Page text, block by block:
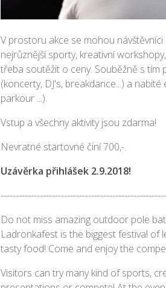
V prostoru akce se mohou
nejrůznější sporty, kreativní
třeba soutěžit o ceny. Souběžně s
(koncerty, DJ's, breakdance...) a
parkour ...).
Vstup a všechny aktivity jsou zdarma!
Nevratné startovné činí 700,-.
Uzávěrka přihlášek 2.9.2018!
Do not miss amazing outdoor pole
Ladronkafest is the biggest festival of
tasty food! Come and enjoy the
Visitors can try many kind of sports,